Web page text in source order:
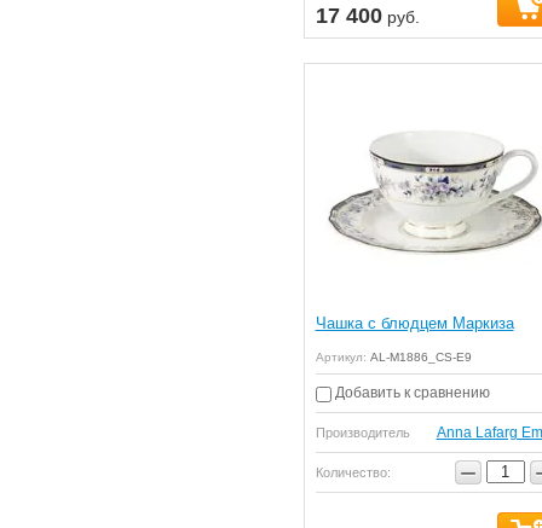
17 400руб.
Чашка с блюдцем Маркиза
Артикул: AL-M1886_CS-E9
Добавить к сравнению
Производитель Anna Lafarg
Количество: −